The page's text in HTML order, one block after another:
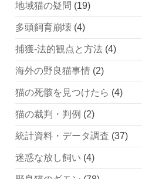
地域猫の疑問 (19)
多頭飼育崩壊(4)
捕獲-法的観点と方法(4)
海外の野良猫事情(2)
猫の死骸を見つけたら (4)
猫の裁判・判例 (2)
統計資料・データ調査 (37)
迷惑な放し飼い (4)